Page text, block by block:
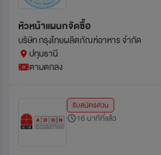
หัวหน้าแผนกจัดซื้อ
บริษัท กรุงไทยผลิตภัณฑ์อาหาร จำกัด
ปทุมธานี
ตามตกลง
รับสมัครด่วน
16 นาทีที่แล้ว